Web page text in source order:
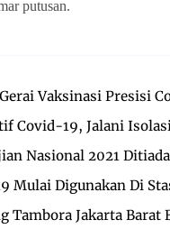
putusan.
Vaksinasi Presisi
Covid-19, Jalani
Nasional 2021
Mulai Digunakan Di
Tambora Jakarta Barat